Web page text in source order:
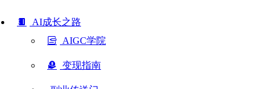
AI成长之路
AIGC学院
变现指南